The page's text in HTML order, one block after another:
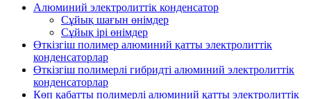
Алюминий электролиттік конденсатор
Сұйық шағын өнімдер
Сұйық ірі өнімдер
Өткізгіш полимер алюминий қатты электролиттік
конденсаторлар
Өткізгіш полимерлі гибридті алюминий электролиттік
конденсаторлар
Көп қабатты полимерлі алюминий қатты электролиттік